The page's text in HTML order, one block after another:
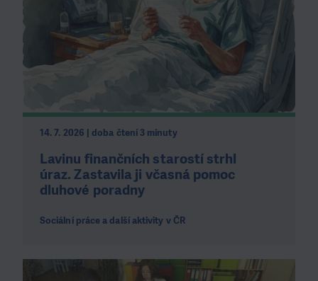
14. 7. 2026 | doba čtení 3 minuty
Lavinu finančních starostí strhl
úraz. Zastavila ji včasná pomoc
dluhové poradny
Sociální práce a další aktivity v ČR